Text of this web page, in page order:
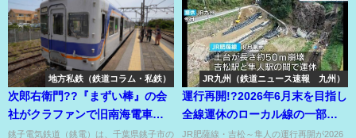
地方私鉄（鉄道コラム・私鉄）
次郎右衛門??『まずい棒』の会
社がクラファンで旧南海電車を
魔改造して観光列車化??
銚子電気鉄道（銚電）は、千葉県銚子市の
JR九州（鉄道ニュース速報 九州）
運行再開!?2026年6月末を目指し
全線運休のローカル線の一部運
行再開を目指す!?
JR肥薩線・吉松～隼人の運行再開が2026